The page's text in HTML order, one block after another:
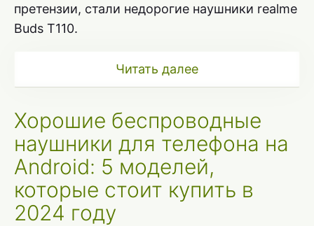
претензии, стали недорогие наушники realme
Buds T110.
Читать далее
Хорошие беспроводные
наушники для телефона на
Android: 5 моделей,
которые стоит купить в
2024 году